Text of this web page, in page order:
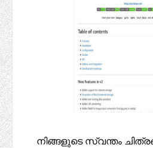
നിങ്ങളുടെ സ്വന്തം